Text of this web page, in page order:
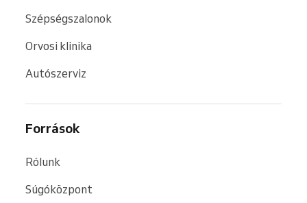
Szépségszalonok
Orvosi klinika
Autószerviz
Források
Rólunk
Súgóközpont